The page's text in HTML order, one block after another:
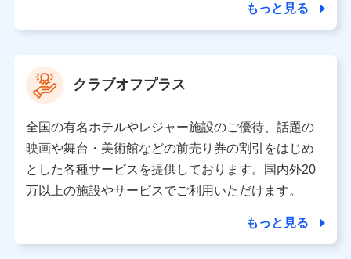
当社は利用目的の達成に必要な範囲内において個人情報
の取り扱いの全部または一部を委託する場合がありま
す。
個人データの共同利用
当社は株式会社NTTドコモとの間で、以下のとおり個
人データを共同利用します。
もっと見る
クラブオフプラス
全国の有名ホテルやレジャー施設のご優待、話題の
映画や舞台・美術館などの前売り券の割引をはじめ
とした各種サービスを提供しております。国内外20
万以上の施設やサービスでご利用いただけます。
もっと見る